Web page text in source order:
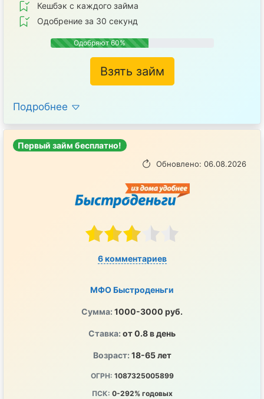
Кешбэк с каждого займа
Одобрение за 30 секунд
Одобряют 60%
Взять займ
Подробнее
Первый займ бесплатно!
Обновлено: 06.08.2026
6 комментариев
МФО Быстроденьги
Сумма: 1000-3000 руб.
Ставка: от 0.8 в день
Возраст: 18-65 лет
ОГРН: 1087325005899
ПСК: 0-292% годовых